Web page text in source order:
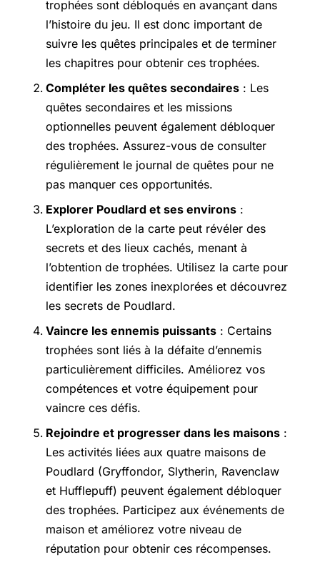
trophées sont débloqués en avançant dans
l’histoire du jeu. Il est donc important de
suivre les quêtes principales et de terminer
les chapitres pour obtenir ces trophées.
Compléter les quêtes secondaires : Les
quêtes secondaires et les missions
optionnelles peuvent également débloquer
des trophées. Assurez-vous de consulter
régulièrement le journal de quêtes pour ne
pas manquer ces opportunités.
Explorer Poudlard et ses environs :
L’exploration de la carte peut révéler des
secrets et des lieux cachés, menant à
l’obtention de trophées. Utilisez la carte pour
identifier les zones inexplorées et découvrez
les secrets de Poudlard.
Vaincre les ennemis puissants : Certains
trophées sont liés à la défaite d’ennemis
particulièrement difficiles. Améliorez vos
compétences et votre équipement pour
vaincre ces défis.
Rejoindre et progresser dans les maisons :
Les activités liées aux quatre maisons de
Poudlard (Gryffondor, Slytherin, Ravenclaw
et Hufflepuff) peuvent également débloquer
des trophées. Participez aux événements de
maison et améliorez votre niveau de
réputation pour obtenir ces récompenses.